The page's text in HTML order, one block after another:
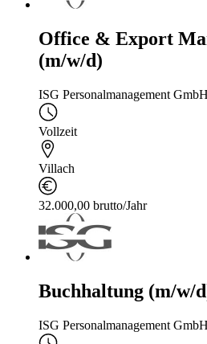
Office & Export
(m/w/d)
ISG Personalmanagement GmbH
Vollzeit
Villach
32.000,00 brutto/Jahr
Buchhaltung (m/w/
ISG Personalmanagement GmbH